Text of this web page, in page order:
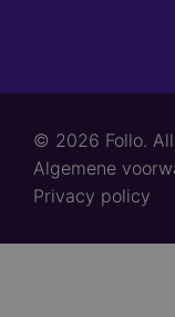
© 2026 Follo.
Footer
links
Algemene
Privacy policy